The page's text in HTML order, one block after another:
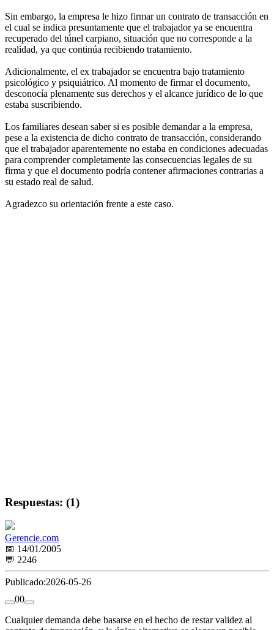
Sin embargo, la empresa le hizo firmar un contrato de transacción en
el cual se indica presuntamente que el trabajador ya se encuentra
recuperado del túnel carpiano, situación que no corresponde a la
realidad, ya que continúa recibiendo tratamiento.
Adicionalmente, el ex trabajador se encuentra bajo tratamiento
psicológico y psiquiátrico. Al momento de firmar el documento,
desconocía plenamente sus derechos y el alcance jurídico de lo que
estaba suscribiendo.
Los familiares desean saber si es posible demandar a la empresa,
pese a la existencia de dicho contrato de transacción, considerando
que el trabajador aparentemente no estaba en condiciones adecuadas
para comprender completamente las consecuencias legales de su
firma y que el documento podría contener afirmaciones contrarias a
su estado real de salud.
Agradezco su orientación frente a este caso.
Respuestas: (1)
Gerencie.com
📅 14/01/2005
💬 2246
Publicado:2026-05-26
00
Cualquier demanda debe basarse en el hecho de restar validez al